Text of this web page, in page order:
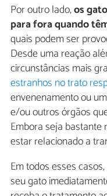
Por outro lado,os
para fora quando
quais podem ser
Desde uma reação
circunstâncias mais
estranhos no trato
envenenamento ou
e/ou outros órgãos
Embora seja
estar relacionado a
Em todos esses
seu gato